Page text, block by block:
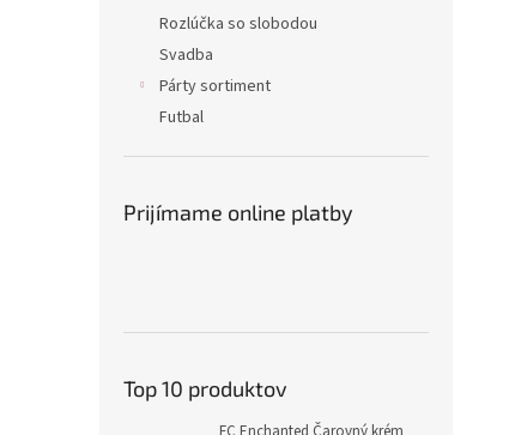
Rozlúčka so slobodou
Svadba
Párty sortiment
Futbal
Prijímame online platby
Top 10 produktov